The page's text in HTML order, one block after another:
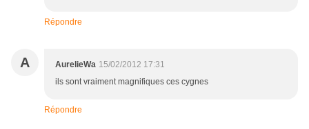
Répondre
A AurelieWa 15/02/2012 17:31
ils sont vraiment magnifiques ces cygnes
Répondre